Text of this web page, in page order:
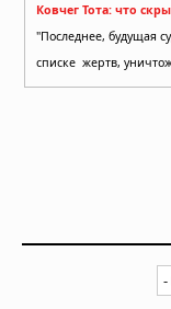
Ковчег Тота: что
"Последнее, будущая
списке жертв,